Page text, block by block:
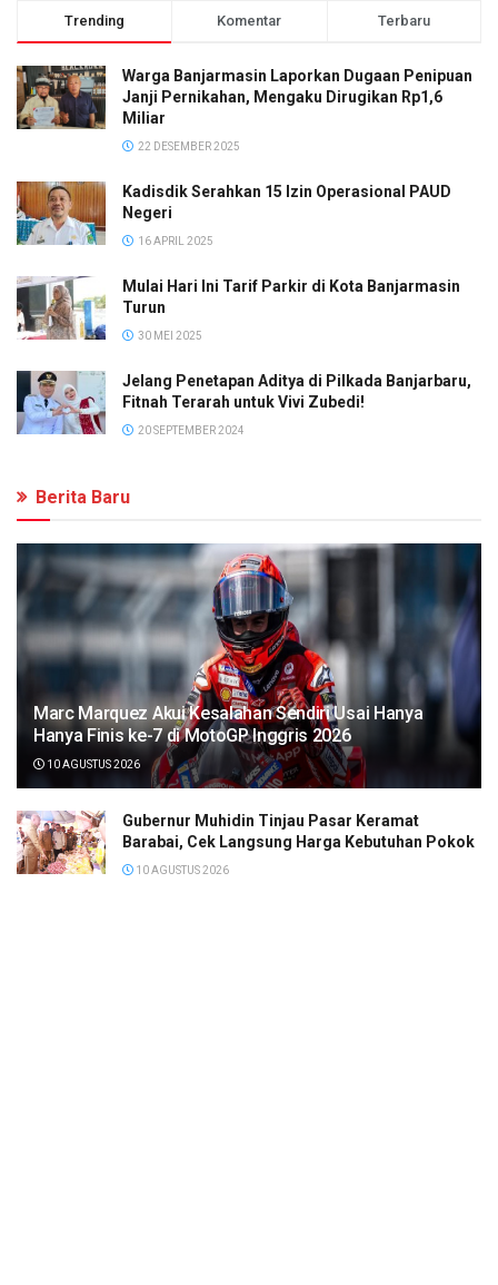
Trending Komentar Terbaru
Warga Banjarmasin Laporkan Dugaan Penipuan
Janji Pernikahan, Mengaku Dirugikan Rp1,6
Miliar
22 DESEMBER 2025
Kadisdik Serahkan 15 Izin Operasional PAUD
Negeri
16 APRIL 2025
Mulai Hari Ini Tarif Parkir di Kota Banjarmasin
Turun
30 MEI 2025
Jelang Penetapan Aditya di Pilkada Banjarbaru,
Fitnah Terarah untuk Vivi Zubedi!
20 SEPTEMBER 2024
Berita Baru
Marc Marquez Akui Kesalahan Sendiri Usai Hanya
Hanya Finis ke-7 di MotoGP Inggris 2026
10 AGUSTUS 2026
Gubernur Muhidin Tinjau Pasar Keramat
Barabai, Cek Langsung Harga Kebutuhan Pokok
10 AGUSTUS 2026